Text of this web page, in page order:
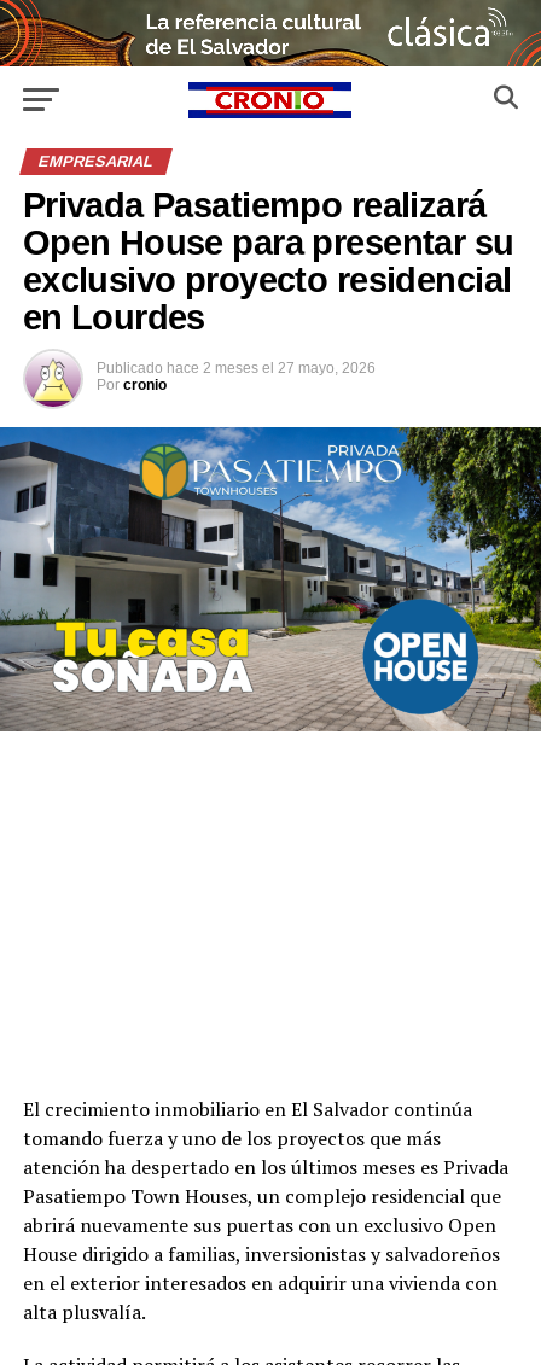
EMPRESARIAL
Privada Pasatiempo realizará
Open House para presentar su
exclusivo proyecto residencial
en Lourdes
Publicado hace 2 meses el 27 mayo, 2026
Por cronio
El crecimiento inmobiliario en El Salvador continúa
tomando fuerza y uno de los proyectos que más
atención ha despertado en los últimos meses es Privada
Pasatiempo Town Houses, un complejo residencial que
abrirá nuevamente sus puertas con un exclusivo Open
House dirigido a familias, inversionistas y salvadoreños
en el exterior interesados en adquirir una vivienda con
alta plusvalía.